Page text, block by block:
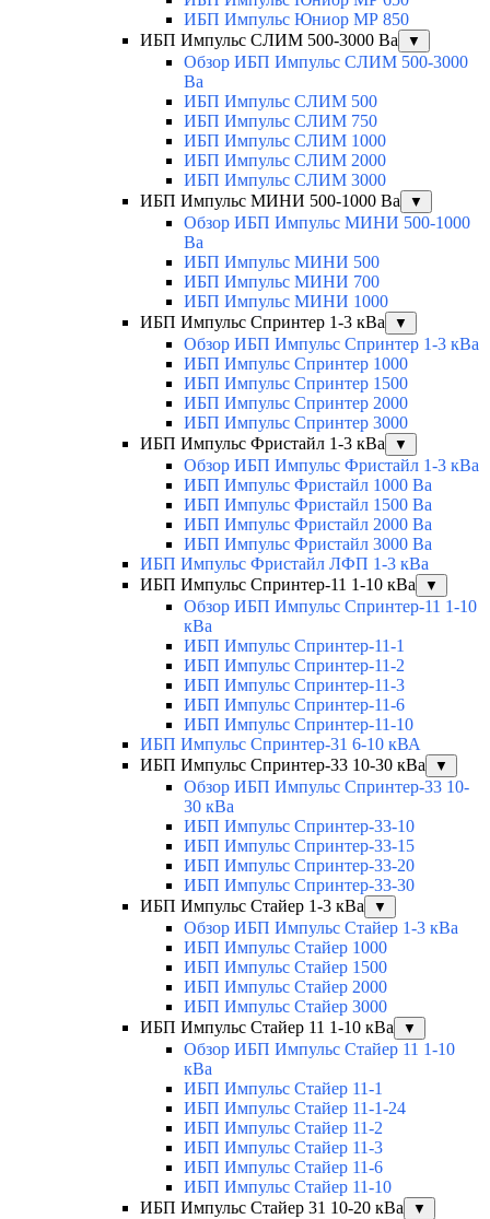
ИБП Импульс Юниор МР 850
ИБП Импульс СЛИМ 500-3000 Ва
▼
Обзор ИБП Импульс СЛИМ 500-3000
Ва
ИБП Импульс СЛИМ 500
ИБП Импульс СЛИМ 750
ИБП Импульс СЛИМ 1000
ИБП Импульс СЛИМ 2000
ИБП Импульс СЛИМ 3000
ИБП Импульс МИНИ 500-1000 Ва
▼
Обзор ИБП Импульс МИНИ 500-1000
Ва
ИБП Импульс МИНИ 500
ИБП Импульс МИНИ 700
ИБП Импульс МИНИ 1000
ИБП Импульс Спринтер 1-3 кВа
▼
Обзор ИБП Импульс Спринтер 1-3 кВа
ИБП Импульс Спринтер 1000
ИБП Импульс Спринтер 1500
ИБП Импульс Спринтер 2000
ИБП Импульс Спринтер 3000
ИБП Импульс Фристайл 1-3 кВа
▼
Обзор ИБП Импульс Фристайл 1-3 кВа
ИБП Импульс Фристайл 1000 Ва
ИБП Импульс Фристайл 1500 Ва
ИБП Импульс Фристайл 2000 Ва
ИБП Импульс Фристайл 3000 Ва
ИБП Импульс Фристайл ЛФП 1-3 кВа
ИБП Импульс Спринтер-11 1-10 кВа
▼
Обзор ИБП Импульс Спринтер-11 1-10
кВа
ИБП Импульс Спринтер-11-1
ИБП Импульс Спринтер-11-2
ИБП Импульс Спринтер-11-3
ИБП Импульс Спринтер-11-6
ИБП Импульс Спринтер-11-10
ИБП Импульс Спринтер-31 6-10 кВА
ИБП Импульс Спринтер-33 10-30 кВа
▼
Обзор ИБП Импульс Спринтер-33 10-
30 кВа
ИБП Импульс Спринтер-33-10
ИБП Импульс Спринтер-33-15
ИБП Импульс Спринтер-33-20
ИБП Импульс Спринтер-33-30
ИБП Импульс Стайер 1-3 кВа
▼
Обзор ИБП Импульс Стайер 1-3 кВа
ИБП Импульс Стайер 1000
ИБП Импульс Стайер 1500
ИБП Импульс Стайер 2000
ИБП Импульс Стайер 3000
ИБП Импульс Стайер 11 1-10 кВа
▼
Обзор ИБП Импульс Стайер 11 1-10
кВа
ИБП Импульс Стайер 11-1
ИБП Импульс Стайер 11-1-24
ИБП Импульс Стайер 11-2
ИБП Импульс Стайер 11-3
ИБП Импульс Стайер 11-6
ИБП Импульс Стайер 11-10
ИБП Импульс Стайер 31 10-20 кВа
▼